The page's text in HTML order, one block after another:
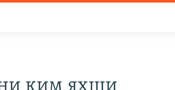
ким яхши